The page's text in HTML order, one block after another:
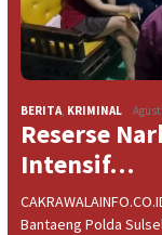
BERITA KRIMINAL
Reserse
Intensif…
Bantaeng Polda